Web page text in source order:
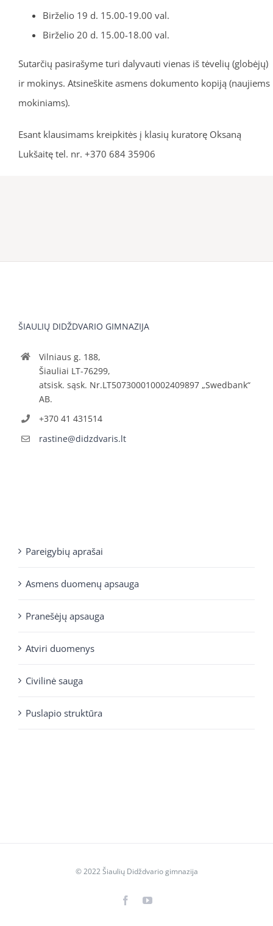
Birželio 19 d. 15.00-19.00 val.
Birželio 20 d. 15.00-18.00 val.
Sutarčių pasirašyme turi dalyvauti vienas iš tėvelių (globėjų)
ir mokinys. Atsineškite asmens dokumento kopiją (naujiems
mokiniams).
Esant klausimams kreipkitės į klasių kuratorę Oksaną
Lukšaitę tel. nr. +370 684 35906
ŠIAULIŲ DIDŽDVARIO GIMNAZIJA
Vilniaus g. 188,
Šiauliai LT-76299,
atsisk. sąsk. Nr.LT507300010002409897 „Swedbank“
AB.
+370 41 431514
rastine@didzdvaris.lt
Pareigybių aprašai
Asmens duomenų apsauga
Pranešėjų apsauga
Atviri duomenys
Civilinė sauga
Puslapio struktūra
© 2022 Šiaulių Didždvario gimnazija
FacebookYouTube